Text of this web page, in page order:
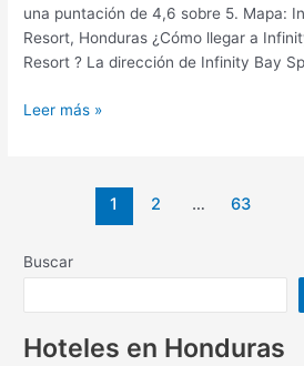
una puntación de 4,6 sobre 5. Mapa:
Resort, Honduras ¿Cómo llegar a
Resort ? La dirección de Infinity Bay
Leer más »
1 2 … 63
Buscar
Hoteles en Honduras